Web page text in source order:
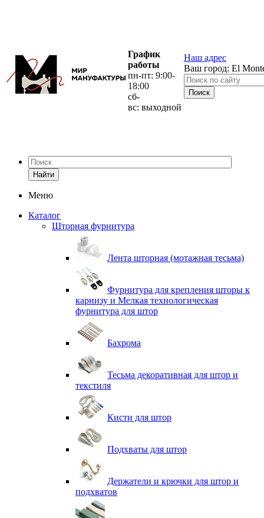
График
работы
пн-пт: 9:00-
18:00
сб-
вс: выходной
Наш адрес
Ваш город: El
Найти
Меню
Каталог
Шторная фурнитура
Лента шторная (мотажная тесьма)
Фурнитура для крепления шторы к
карнизу и Мелкая технологическая
фурнитура для штор
Бахрома
Тесьма декоративная для штор и
текстиля
Кисти для штор
Подхваты для штор
Держатели и крючки для штор и
подхватов